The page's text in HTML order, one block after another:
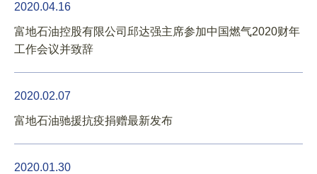
2020.04.16
富地石油控股有限公司邱达强主席参加中国燃气2020财年
工作会议并致辞
2020.02.07
富地石油驰援抗疫捐赠最新发布
2020.01.30